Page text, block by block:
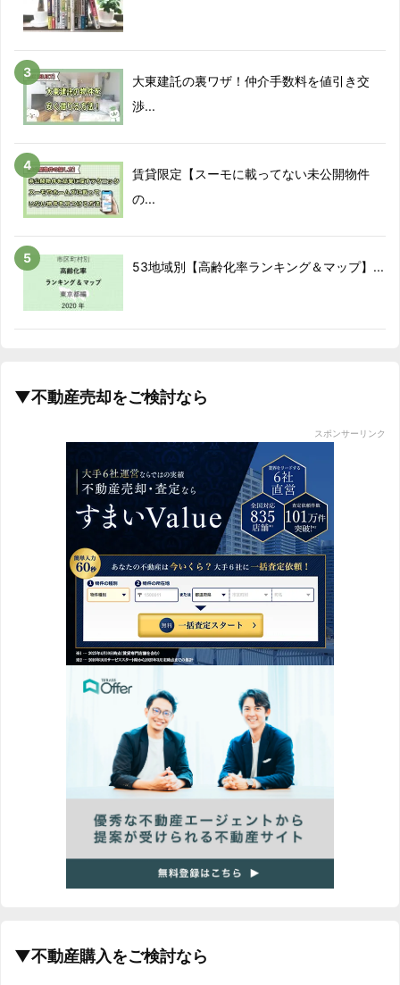
大東建託の裏ワザ！仲介手数料を値引き交
渉...
賃貸限定【スーモに載ってない未公開物件
の...
53地域別【高齢化率ランキング＆マップ】...
▼不動産売却をご検討なら
スポンサーリンク
▼不動産購入をご検討なら